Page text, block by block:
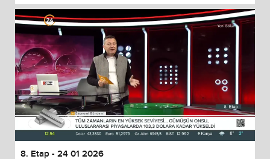
8. Etap - 24 01 2026